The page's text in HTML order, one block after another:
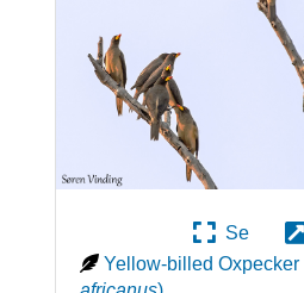
Se
Yellow-billed Oxpecker